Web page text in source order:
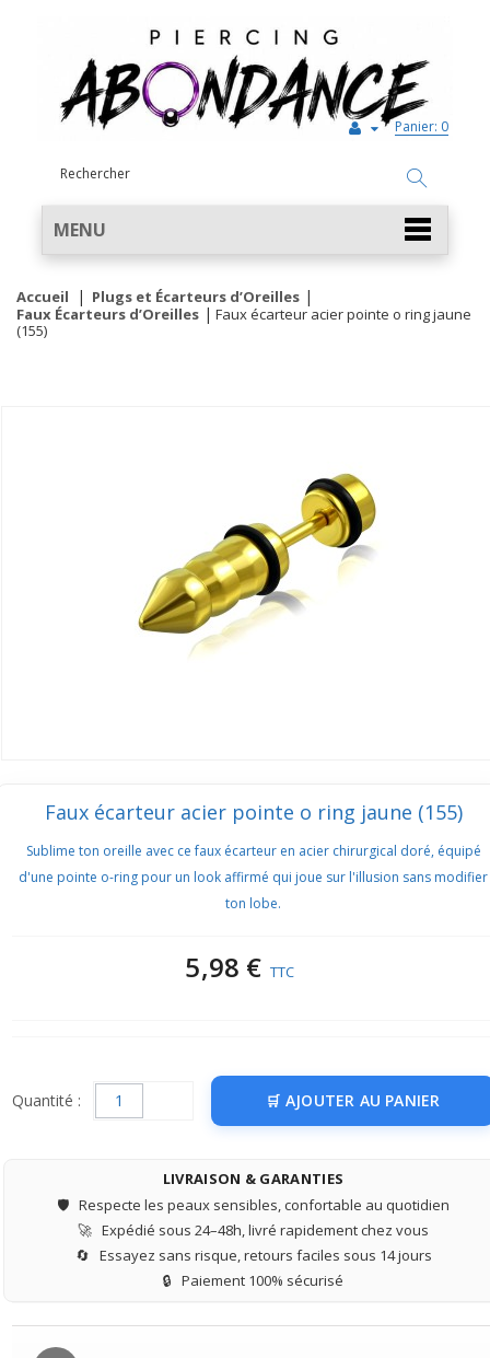
Panier: 0
MENU
Accueil
Plugs et Écarteurs d’Oreilles
Faux Écarteurs d’Oreilles
Faux écarteur acier pointe o ring jaune
(155)
Faux écarteur acier pointe o ring jaune (155)
Sublime ton oreille avec ce faux écarteur en acier chirurgical doré, équipé
d'une pointe o-ring pour un look affirmé qui joue sur l'illusion sans modifier
ton lobe.
5,98 € TTC
Quantité : AJOUTER AU PANIER
LIVRAISON & GARANTIES
🛡️ Respecte les peaux sensibles, confortable au quotidien
🚀 Expédié sous 24–48h, livré rapidement chez vous
🔄 Essayez sans risque, retours faciles sous 14 jours
🔒 Paiement 100% sécurisé